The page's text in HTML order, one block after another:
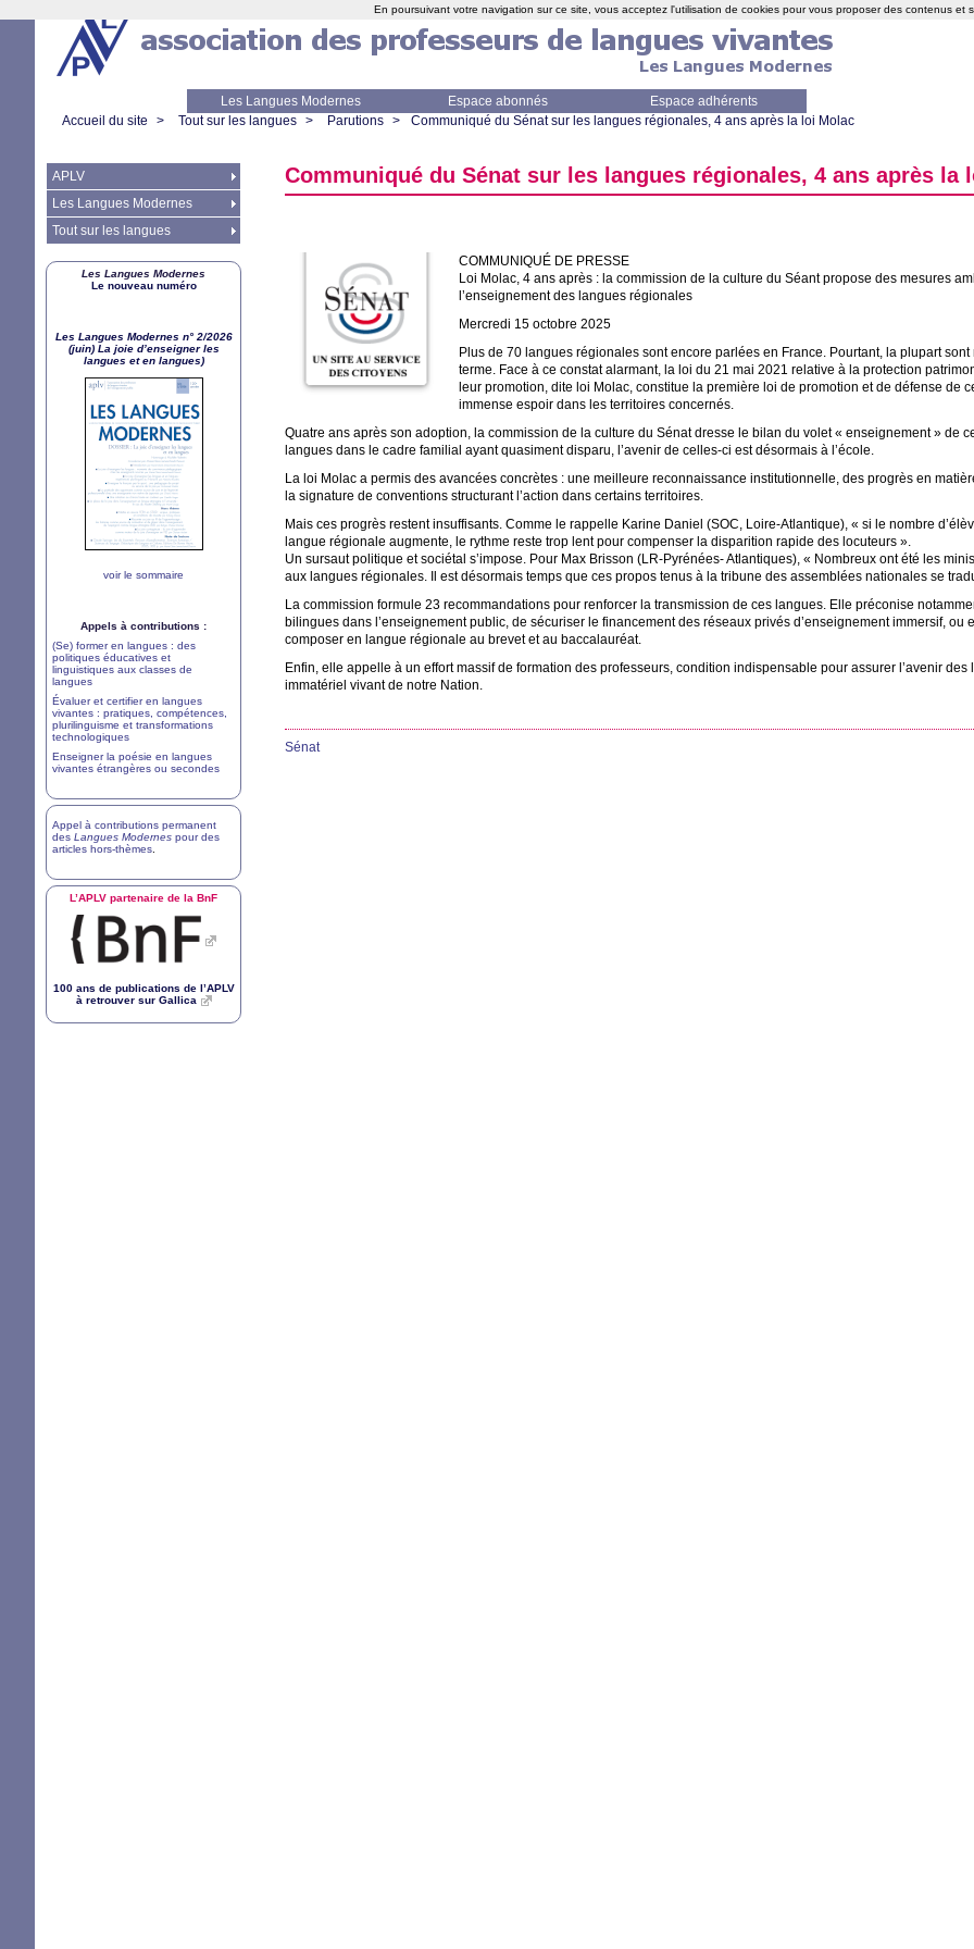
Les Langues Modernes Espace abonnés
Espace adhérents
Accueil du site > Tout sur les langues > Parutions > Communiqué du Sénat sur les langues régionales, 4 ans après la loi Molac
Communiqué du Sénat sur les langues régionales, 4 ans après la
COMMUNIQU É DE PRESSE
Loi Molac, 4 ans après : la commission de la culture du Séant propose des mesures
l’enseignement des langues régionales
Mercredi 15 octobre 2025
Plus de 70 langues régionales sont encore parlées en France. Pourtant, la plupart
terme. Face à ce constat alarmant, la loi du 21 mai 2021 relative à la protection
leur promotion, dite loi Molac, constitue la première loi de promotion et de défense de
immense espoir dans les territoires concernés.
Quatre ans après son adoption, la commission de la culture du Sénat dresse le bilan du volet « enseignement » de
langues dans le cadre familial ayant quasiment disparu, l’avenir de celles-ci est désormais à l’école.
La loi Molac a permis des avancées concrètes : une meilleure reconnaissance institutionnelle, des progrès en
la signature de conventions structurant l’action dans certains territoires.
Mais ces progrès restent insuffisants. Comme le rappelle Karine Daniel (SOC, Loire-Atlantique), « si le nombre
langue régionale augmente, le rythme reste trop lent pour compenser la disparition rapide des locuteurs ».
Un sursaut politique et sociétal s’impose. Pour Max Brisson (LR-Pyrénées- Atlantiques), « Nombreux ont été les
aux langues régionales. Il est désormais temps que ces propos tenus à la tribune des assemblées nationales se
La commission formule 23 recommandations pour renforcer la transmission de ces langues. Elle préconise
bilingues dans l’enseignement public, de sécuriser le financement des réseaux privés d’enseignement immersif, ou
composer en langue régionale au brevet et au baccalauréat.
Enfin, elle appelle à un effort massif de formation des professeurs, condition indispensable pour assurer l’avenir
immatériel vivant de notre Nation.
Sénat
APLV
Les Langues Modernes
Tout sur les langues
Les Langues Modernes
Le nouveau numéro
Les Langues Modernes n° 2/2026
(juin) La joie d’enseigner les
langues et en langues)
voir le sommaire
Appels à contributions :
(Se) former en langues : des
politiques éducatives et
linguistiques aux classes de
langues
Évaluer et certifier en langues
vivantes : pratiques, compétences,
plurilinguisme et transformations
technologiques
Enseigner la poésie en langues
vivantes étrangères ou secondes
Appel à contributions permanent
des Langues Modernes pour des
articles hors-thèmes
L’APLV partenaire de la BnF
100 ans de publications de l’APLV
à retrouver sur Gallica
En poursuivant votre navigation sur ce site, vous acceptez l'utilisation de cookies pour vous proposer des contenus et